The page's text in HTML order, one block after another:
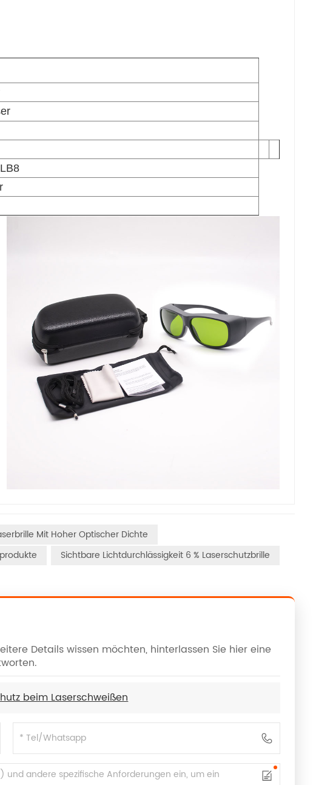
Mit Hoher Optischer Dichte
Sichtbare Lichtdurchlässigkeit 6 % Laserschutzbrille
Details wissen möchten, hinterlassen Sie hier eine
beim Laserschweißen